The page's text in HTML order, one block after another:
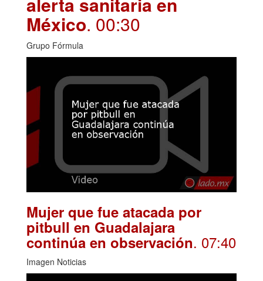
México. 00:30
Grupo Fórmula
Mujer que fue atacada por
pitbull en Guadalajara
continúa en observación. 07:40
Imagen Noticias